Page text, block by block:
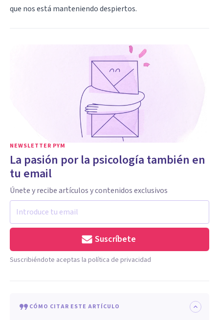
que nos está manteniendo despiertos.
NEWSLETTER PYM
La pasión por la psicología también en
tu email
Únete y recibe artículos y contenidos exclusivos
Suscríbete
Suscribiéndote aceptas la política de privacidad
CÓMO CITAR ESTE ARTÍCULO